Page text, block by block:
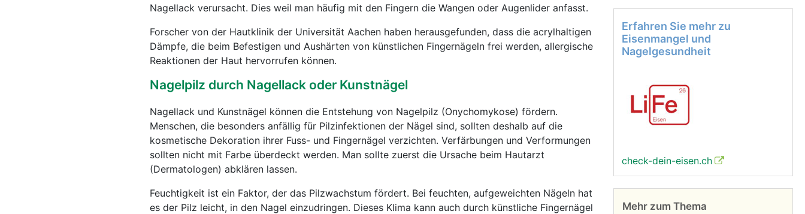
Nagellack verursacht. Dies weil man häufig mit den Fingern die Wangen oder Augenlider anfasst.
Forscher von der Hautklinik der Universität Aachen haben herausgefunden, dass die acrylhaltigen
Dämpfe, die beim Befestigen und Aushärten von künstlichen Fingernägeln frei werden, allergische
Reaktionen der Haut hervorrufen können.
Nagelpilz durch Nagellack oder Kunstnägel
Nagellack und Kunstnägel können die Entstehung von Nagelpilz (Onychomykose) fördern.
Menschen, die besonders anfällig für Pilzinfektionen der Nägel sind, sollten deshalb auf die
kosmetische Dekoration ihrer Fuss- und Fingernägel verzichten. Verfärbungen und Verformungen
sollten nicht mit Farbe überdeckt werden. Man sollte zuerst die Ursache beim Hautarzt
(Dermatologen) abklären lassen.
Feuchtigkeit ist ein Faktor, der das Pilzwachstum fördert. Bei feuchten, aufgeweichten Nägeln hat
es der Pilz leicht, in den Nagel einzudringen. Dieses Klima kann auch durch künstliche Fingernägel
Erfahren Sie mehr zu
Eisenmangel und
Nagelgesundheit
check-dein-eisen.ch
Mehr zum Thema